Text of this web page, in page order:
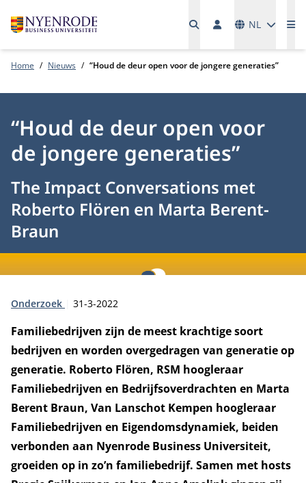
NL
Home Nieuws “Houd de deur open voor de jongere generaties”
“Houd de deur open voor
de jongere generaties”
The Impact Conversations met
Roberto Flören en Marta Berent-
Braun
Type:
Onderzoek Publicatiedatum:
31-3-2022
Familiebedrijven zijn de meest krachtige soort
bedrijven en worden overgedragen van generatie op
generatie. Roberto Flören, RSM hoogleraar
Familiebedrijven en Bedrijfsoverdrachten en Marta
Berent Braun, Van Lanschot Kempen hoogleraar
Familiebedrijven en Eigendomsdynamiek, beiden
verbonden aan Nyenrode Business Universiteit,
groeiden op in zo’n familiebedrijf. Samen met hosts